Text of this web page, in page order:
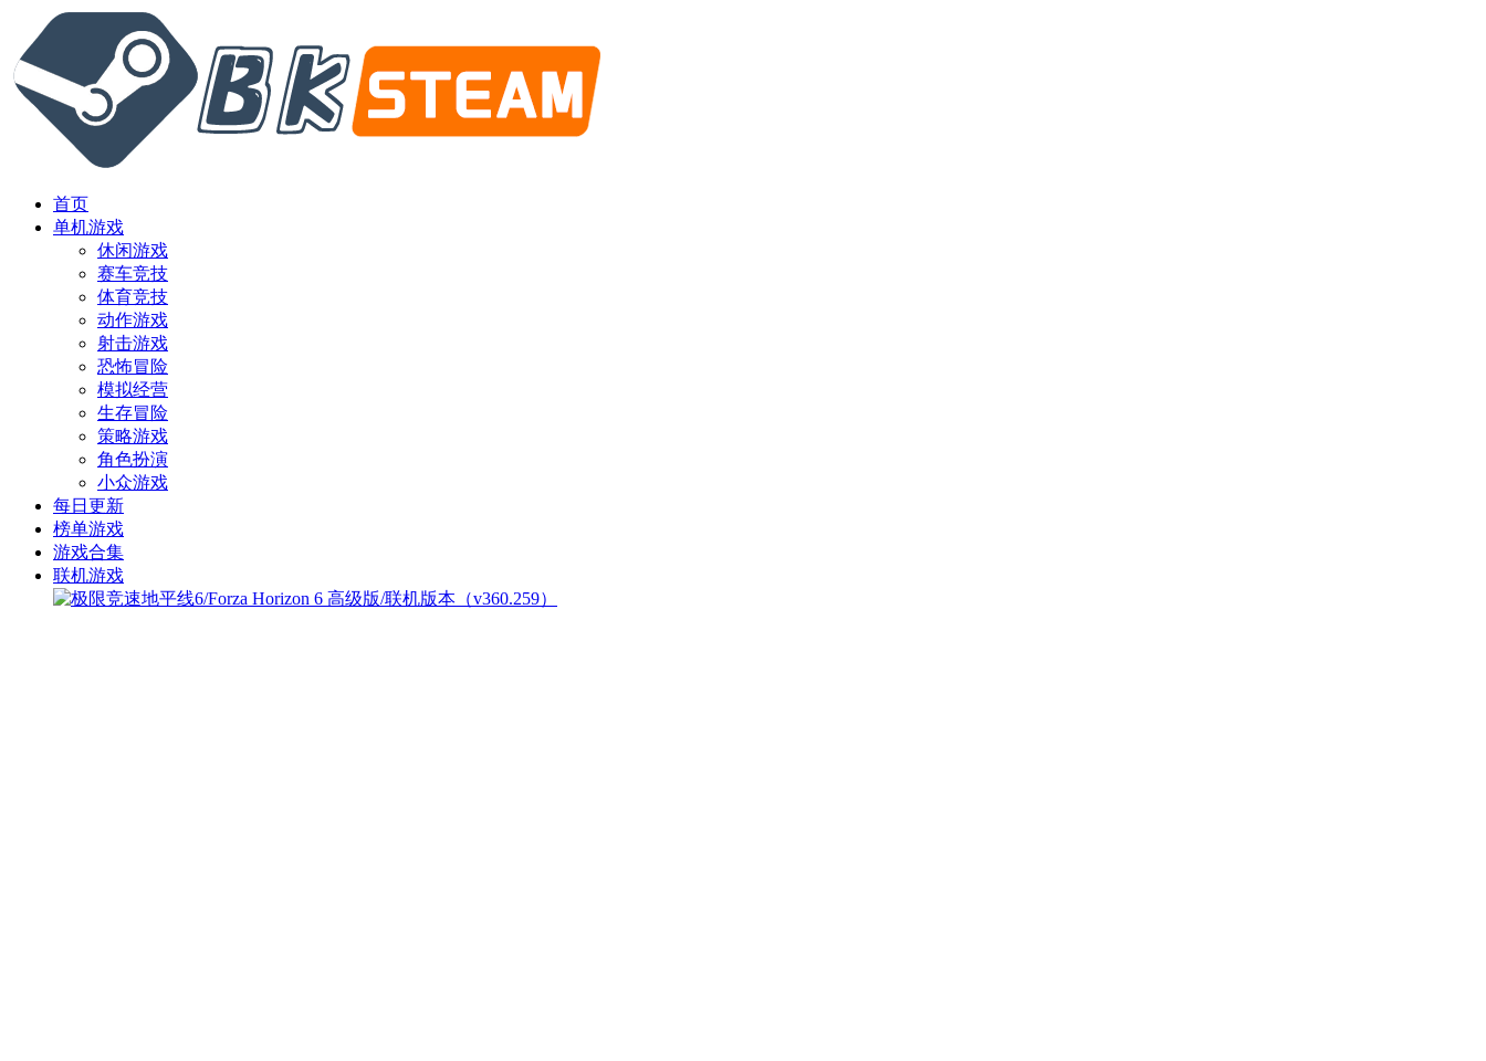
首页
单机游戏
休闲游戏
赛车竞技
体育竞技
动作游戏
射击游戏
恐怖冒险
模拟经营
生存冒险
策略游戏
角色扮演
小众游戏
每日更新
榜单游戏
游戏合集
联机游戏